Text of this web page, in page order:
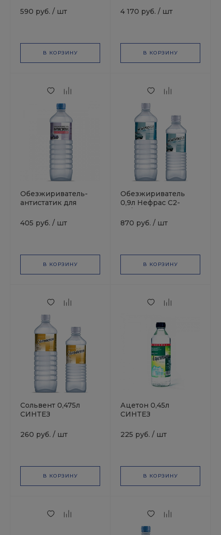
590 руб. / шт
В КОРЗИНУ
4 170 руб. / шт
В КОРЗИНУ
Обезжириватель-
антистатик для
0,9л СИНТЕЗ
405 руб. / шт
В КОРЗИНУ
Обезжириватель
0,9л Нефрас С2-
870 руб. / шт
В КОРЗИНУ
Сольвент 0,475л
СИНТЕЗ
260 руб. / шт
В КОРЗИНУ
Ацетон 0,45л
СИНТЕЗ
225 руб. / шт
В КОРЗИНУ